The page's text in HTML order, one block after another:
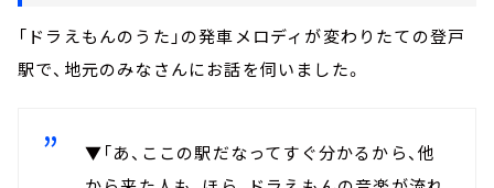
「ドラえもんのうた」の発車メロディが変わりたての登戸
駅で、地元のみなさんにお話を伺いました。
▼「あ、ここの駅だなってすぐ分かるから、他